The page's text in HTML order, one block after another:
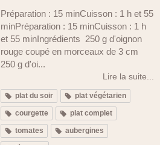
Préparation : 15 minCuisson : 1 h et 55
minPréparation : 15 minCuisson : 1 h
et 55 minIngrédients 250 g d'oignon
rouge coupé en morceaux de 3 cm
250 g d'oi...
Lire la suite...
plat du soir plat végétarien
courgette plat complet
tomates aubergines